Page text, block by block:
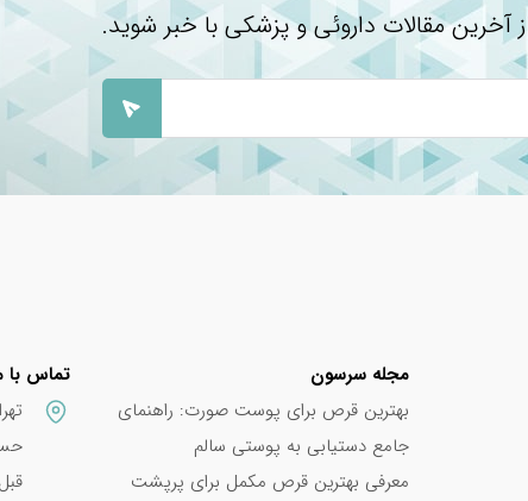
آخرین مقالات داروئی و پزشکی با خبر شوید.
مجله سرسون
بهترین قرص برای پوست صورت: راهنمای
جامع دستیابی به پوستی سالم
معرفی بهترین قرص مکمل برای پرپشت
تماس با